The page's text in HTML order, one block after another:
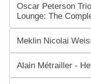
Oscar Peterson
Lounge: The
Meklin Nicolai
Alain Métrailler -